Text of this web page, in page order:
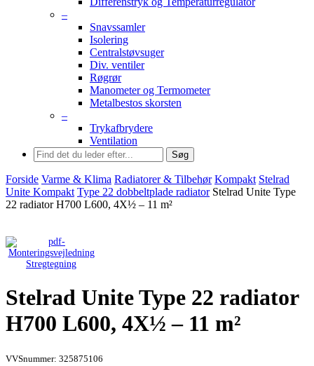
–
Snavssamler
Isolering
Centralstøvsuger
Div. ventiler
Røgrør
Manometer og Termometer
Metalbestos skorsten
–
Trykafbrydere
Ventilation
Søg
Forside Varme & Klima Radiatorer & Tilbehør Kompakt Stelrad
Unite Kompakt Type 22 dobbeltplade radiator Stelrad Unite Type
22 radiator H700 L600, 4X½ – 11 m²
Stregtegning
Stelrad Unite Type 22 radiator
H700 L600, 4X½ – 11 m²
VVSnummer: 325875106